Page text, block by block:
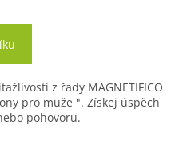
z řady MAGNETIFICO
pro muže ". Získej úspěch
pohovoru.